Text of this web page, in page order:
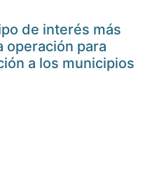
de interés más
operación para
a los municipios